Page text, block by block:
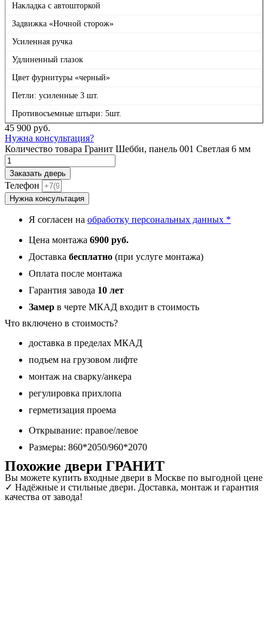
Накладка с автошторкой
Задвижка «Ночной сторож»
Усиленная ручка
Удлиненный глазок
Цвет фурнитуры «черный»
Петли: усиленные 3 шт.
Противосъемные штыри: 5шт.
45 900 руб.
Нужна консультация?
Количество товара Гранит Шебби, панель 001 Светлая 6 мм
Заказать дверь
Телефон
Нужна консультация
Я согласен на обработку персональных данных *
Цена монтажа 6900 руб.
Доставка бесплатно (при услуге монтажа)
Оплата после монтажа
Гарантия завода 10 лет
Замер в черте МКАД входит в стоимость
Что включено в стоимость?
доставка в пределах МКАД
подъем на грузовом лифте
монтаж на сварку/анкера
регулировка прихлопа
герметизация проема
Открывание: правое/левое
Размеры: 860*2050/960*2070
Похожие двери ГРАНИТ
Вы можете купить входные двери в Москве по выгодной цене
✓ Надёжные и стильные двери. Доставка, монтаж и гарантия
качества от завода!